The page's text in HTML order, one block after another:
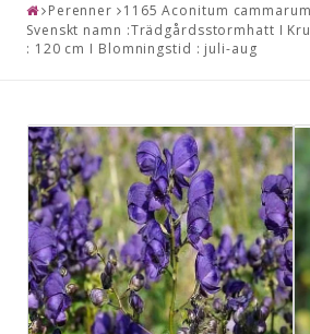
Perenner
1165 Aconitum
Svenskt namn :Trädgårdsstormhatt I
: 120 cm I Blomningstid : juli-aug